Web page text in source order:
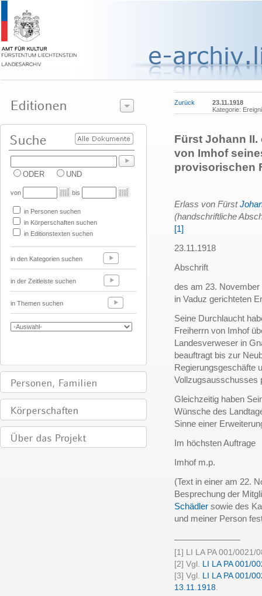
ODER UND
von bis
in Personen suchen
in Körperschaften suchen
in Editionstexten suchen
in den Kategorien suchen
in der Zeitleiste suchen
in Themen suchen
Zurück
23.11.1918
Kategorie:
Fürst Johann
von Imhof
provisorischen
Erlass von Fürst
(handschriftliche
[1]
23.11.1918
Abschrift
des am 23.
in Vaduz gerichteten
Seine Durchlaucht
Freiherrn von Imhof
Landesverweser in
beauftragt bis zur
Regierungsgeschäfte
Vollzugsausschusses
Gleichzeitig haben
Wünsche des
Sinne einer
Im höchsten Auftrage
Imhof m.p.
(Text in einer am 22.
Besprechung der
Schädler sowie des
und meiner Person
[1] LI LA PA 001/0021/
[2] Vgl. LI LA PA 001/
[3] Vgl. LI LA PA 001/
13.11.1918.